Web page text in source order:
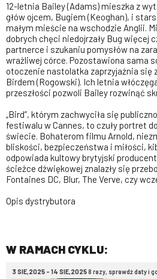
12-letnia Bailey (Adams) mieszka z
głów ojcem, Bugiem (Keoghan), i
małym mieście na wschodzie Anglii.
dobrych chęci niedojrzały Bug więcej
partnerce i szukaniu pomysłów na
wrażliwej córce. Pozostawiona sama
otoczenie nastolatka zaprzyjaźnia się
Birdem (Rogowski). Ich letnia
przeszłości pozwoli Bailey rozwinąć
„Bird”, którym zachwyciła się
festiwalu w Cannes, to czuły portret
świecie. Bohaterom filmu Arnold,
bliskości, bezpieczeństwa i miłości,
odpowiada kultowy brytyjski
ścieżce dźwiękowej znalazły się
Fontaines DC, Blur, The Verve, czy
Opis dystrybutora
W RAMACH CYKLU:
3 SIE,2025 - 14 SIE,20258 razy, sprawdź daty i